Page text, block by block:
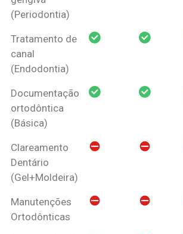
(Periodontia)
Tratamento de
canal
(Endodontia)
Documentação
ortodôntica
(Básica)
Clareamento
Dentário
(Gel+Moldeira)
Manutenções
Ortodônticas